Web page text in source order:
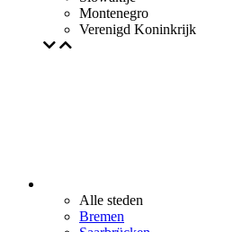
Montenegro
Verenigd Koninkrijk
Alle steden
Bremen